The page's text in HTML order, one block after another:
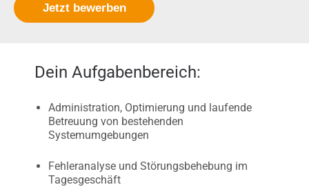
Jetzt bewerben
Dein Aufgabenbereich:
Administration, Optimierung und laufende
Betreuung von bestehenden
Systemumgebungen
Fehleranalyse und Störungsbehebung im
Tagesgeschäft